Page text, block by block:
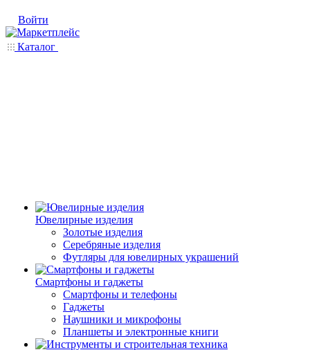
Войти
Каталог
Ювелирные изделия
Золотые изделия
Серебряные изделия
Футляры для ювелирных украшений
Смартфоны и гаджеты
Смартфоны и телефоны
Гаджеты
Наушники и микрофоны
Планшеты и электронные книги